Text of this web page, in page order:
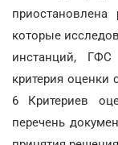
приостановлена
которые
инстанций, ГФС
критерия оценки
6 Критериев
перечень